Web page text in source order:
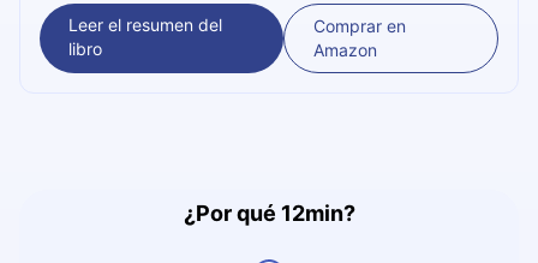
pensamiento, liderar equipos de alto rendimiento y
persuadir con claridad. ¡Lleva tu carrera al siguiente nivel
ahora mismo!
Leer el resumen del
libro
Comprar en
Amazon
¿Por qué 12min?